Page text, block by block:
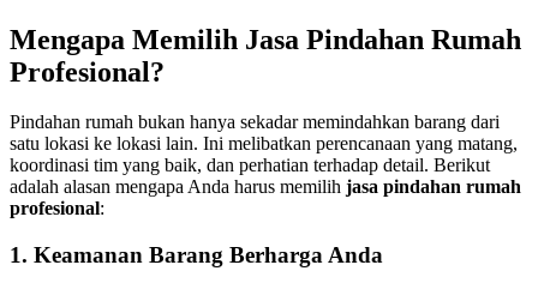
Mengapa Memilih Jasa Pindahan Rumah
Profesional?
Pindahan rumah bukan hanya sekadar memindahkan barang dari
satu lokasi ke lokasi lain. Ini melibatkan perencanaan yang matang,
koordinasi tim yang baik, dan perhatian terhadap detail. Berikut
adalah alasan mengapa Anda harus memilih jasa pindahan rumah
profesional:
1. Keamanan Barang Berharga Anda